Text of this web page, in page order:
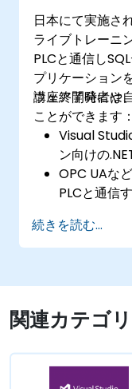
日本にて実施さ
ライブトレーニ
PLCと通信し
プリケーション
ウェア開発者や
講座終了時には
ことができます：
Visual
ン向けの
OPC UAな
PLCと通信
および取得
リアルタイ
続きを読む...
関連カテゴ